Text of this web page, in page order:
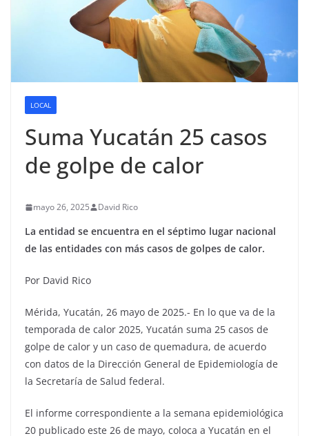
LOCAL
Suma Yucatán 25 casos
de golpe de calor
mayo 26, 2025 David Rico
La entidad se encuentra en el séptimo lugar nacional
de las entidades con más casos de golpes de calor.
Por David Rico
Mérida, Yucatán, 26 mayo de 2025.- En lo que va de la
temporada de calor 2025, Yucatán suma 25 casos de
golpe de calor y un caso de quemadura, de acuerdo
con datos de la Dirección General de Epidemiología de
la Secretaría de Salud federal.
El informe correspondiente a la semana epidemiológica
20 publicado este 26 de mayo, coloca a Yucatán en el